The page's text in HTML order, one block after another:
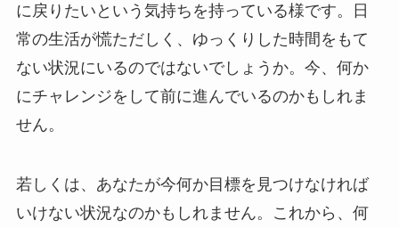
に戻りたいという気持ちを持っている様です。日
常の生活が慌ただしく、ゆっくりした時間をもて
ない状況にいるのではないでしょうか。今、何か
にチャレンジをして前に進んでいるのかもしれま
せん。
若しくは、あなたが今何か目標を見つけなければ
いけない状況なのかもしれません。これから、何